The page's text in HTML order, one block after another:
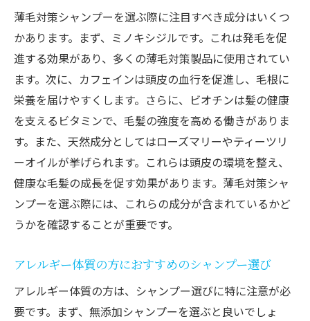
特許成分を含むシャンプーの特徴
最新の科学技術を取り入れたシャンプー
薄毛対策に最適なシャンプー自然派と科学派の
違い
正しいシャンプーの使い方
頭皮マッサージの重要性
シャンプー後のアフターケア
効果を最大限に引き出す使用頻度
コンディショナーの選び方と使い方
頭皮環境を整える習慣
髪の悩みに合わせたシャンプーの選び方
様々な髪質に対応するシャンプー
効果的な成分とその働き
薄毛対策シャンプーを選ぶ際に注目すべき成分はいくつ
かあります。まず、ミノキシジルです。これは発毛を促
進する効果があり、多くの薄毛対策製品に使用されてい
ます。次に、カフェインは頭皮の血行を促進し、毛根に
栄養を届けやすくします。さらに、ビオチンは髪の健康
を支えるビタミンで、毛髪の強度を高める働きがありま
す。また、天然成分としてはローズマリーやティーツリ
ーオイルが挙げられます。これらは頭皮の環境を整え、
健康な毛髪の成長を促す効果があります。薄毛対策シャ
ンプーを選ぶ際には、これらの成分が含まれているかど
うかを確認することが重要です。
アレルギー体質の方におすすめのシャンプー選び
アレルギー体質の方は、シャンプー選びに特に注意が必
要です。まず、無添加シャンプーを選ぶと良いでしょ